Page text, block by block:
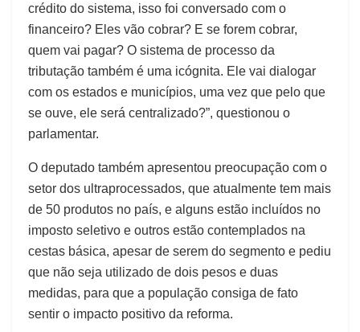
crédito do sistema, isso foi conversado com o
financeiro? Eles vão cobrar? E se forem cobrar,
quem vai pagar? O sistema de processo da
tributação também é uma icógnita. Ele vai dialogar
com os estados e municípios, uma vez que pelo que
se ouve, ele será centralizado?”, questionou o
parlamentar.
O deputado também apresentou preocupação com o
setor dos ultraprocessados, que atualmente tem mais
de 50 produtos no país, e alguns estão incluídos no
imposto seletivo e outros estão contemplados na
cestas básica, apesar de serem do segmento e pediu
que não seja utilizado de dois pesos e duas
medidas, para que a população consiga de fato
sentir o impacto positivo da reforma.